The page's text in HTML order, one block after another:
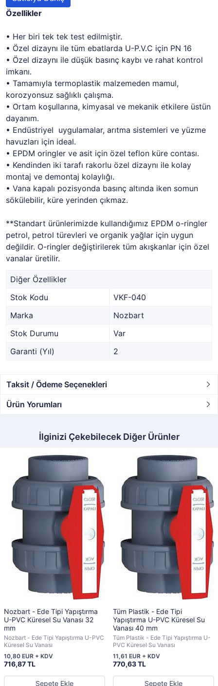
Özellikler
• Her biri tek tek test edilmiştir.
• Özel dizaynı ile tüm ebatlarda U-P.V.C için PN 16
• Özel dizaynı ile düşük basınç kaybı ve rahat kontrol
imkanı.
• Tamamıyla termoplastik malzemeden mamul,
korozyonsuz sağlıklı çalışma.
• Ortam koşullarına, kimyasal ve mekanik etkilere üstün
dayanım.
• Endüstriyel uygulamalar, arıtma sistemleri ve yüzme
havuzları için ideal.
• EPDM oringler ve asit için özel teflon küre contası.
• Kendinden iki tarafı rakorlu özel dizaynı ile kolay
montaj ve demontaj kolaylığı.
• Vana kapalı pozisyonda basınç altında iken somun
sökülebilir, küre yerinden çıkmaz.
**Standart ürünlerimizde kullandığımız EPDM o-ringler
petrol, petrol türevleri ve organik yağlar için uygun
değildir. O-ringler değiştirilerek tüm akışkanlar için özel
vanalar üretilir.
Diğer Özellikler
Stok Kodu
VKF-040
Marka
Nozbart
Stok Durumu
Var
Garanti (Yıl)
2
Taksit / Ödeme Seçenekleri
Ürün Yorumları
İlginizi Çekebilecek Diğer Ürünler
Nozbart - Ede Tipi Yapıştırma
U-PVC Küresel Su Vanası 32
mm
Nozbart - Ede Tipi Yapıştırma U-PVC
Küresel Su Vanası
716,87 TL
10,80 EUR + KDV
Sepete Ekle
Tüm Plastik - Ede Tipi
Yapıştırma U-PVC Küresel Su
Vanası 40 mm
Tüm Plastik - Ede Tipi Yapıştırma U-
PVC Küresel Su Vanası
770,63 TL
11,61 EUR + KDV
Sepete Ekle